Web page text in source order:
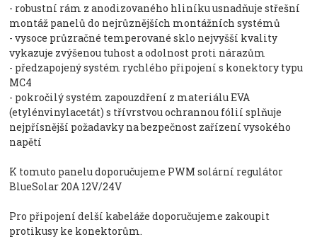
- robustní rám z anodizovaného hliníku usnadňuje střešní
montáž panelů do nejrůznějších montážních systémů
- vysoce průzračné temperované sklo nejvyšší kvality
vykazuje zvýšenou tuhost a odolnost proti nárazům
- předzapojený systém rychlého připojení s konektory typu
MC4
- pokročilý systém zapouzdření z materiálu EVA
(etylénvinylacetát) s třívrstvou ochrannou fólií splňuje
nejpřísnější požadavky na bezpečnost zařízení vysokého
napětí
K tomuto panelu doporučujeme PWM solární regulátor
BlueSolar 20A 12V/24V
Pro připojení delší kabeláže doporučujeme zakoupit
protikusy ke konektorům.